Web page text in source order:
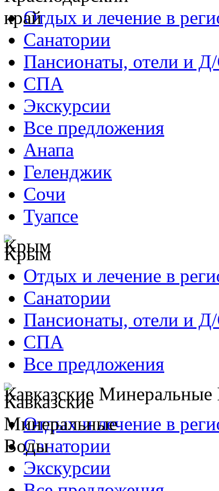
Отдых и лечение в
Санатории
Пансионаты, отели и
СПА
Экскурсии
Все предложения
Анапа
Геленджик
Сочи
Туапсе
Крым
Отдых и лечение в
Санатории
Пансионаты, отели и
СПА
Все предложения
Кавказские
Отдых и лечение в
Санатории
Экскурсии